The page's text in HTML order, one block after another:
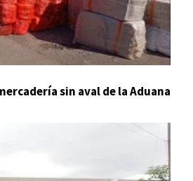
sin aval de la Aduana